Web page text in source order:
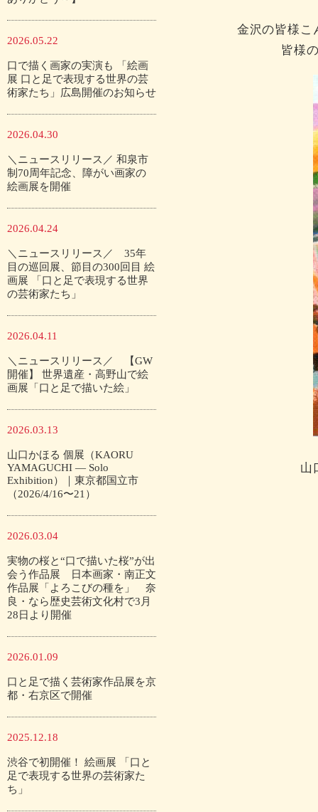
2026.05.22
口で描く画家の実演も 「絵画
展 口と足で表現する世界の芸
術家たち」広島開催のお知らせ
2026.04.30
＼ニュースリリース／ 和泉市
制70周年記念、障がい画家の
絵画展を開催
2026.04.24
＼ニュースリリース／ 35年
目の巡回展、節目の300回目 絵
画展 「口と足で表現する世界
の芸術家たち」
2026.04.11
＼ニュースリリース／ 【GW
開催】 世界遺産・高野山で絵
画展「口と足で描いた絵」
2026.03.13
山口かほる 個展（KAORU
YAMAGUCHI — Solo
Exhibition）｜東京都国立市
（2026/4/16〜21）
2026.03.04
実物の桜と“口で描いた桜”が出
会う作品展 日本画家・南正文
作品展「よろこびの種を」 奈
良・なら歴史芸術文化村で3月
28日より開催
2026.01.09
口と足で描く芸術家作品展を京
都・右京区で開催
2025.12.18
渋谷で初開催！ 絵画展 「口と
足で表現する世界の芸術家た
ち」
金沢の皆様こ
皆様
山